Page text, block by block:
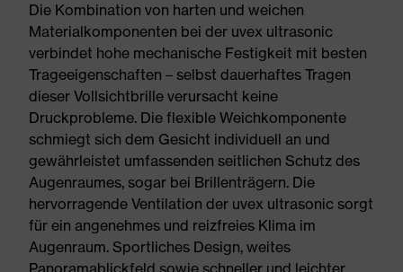
Die Kombination von harten und weichen
Materialkomponenten bei der uvex ultrasonic
verbindet hohe mechanische Festigkeit mit besten
Trageeigenschaften – selbst dauerhaftes Tragen
dieser Vollsichtbrille verursacht keine
Druckprobleme. Die flexible Weichkomponente
schmiegt sich dem Gesicht individuell an und
gewährleistet umfassenden seitlichen Schutz des
Augenraumes, sogar bei Brillenträgern. Die
hervorragende Ventilation der uvex ultrasonic sorgt
für ein angenehmes und reizfreies Klima im
Augenraum. Sportliches Design, weites
Panoramablickfeld sowie schneller und leichter